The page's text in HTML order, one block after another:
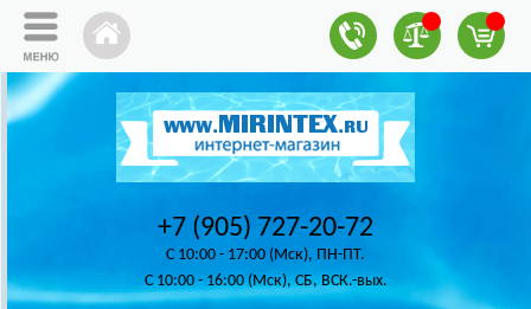
+7 (905) 727-20-72
C 10:00 - 17:00 (Мск), ПН-ПТ.
C 10:00 - 16:00 (Мск), СБ, ВСК.-вых.